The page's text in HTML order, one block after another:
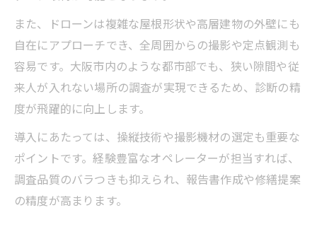
また、ドローンは複雑な屋根形状や高層建物の外壁にも
自在にアプローチでき、全周囲からの撮影や定点観測も
容易です。大阪市内のような都市部でも、狭い隙間や従
来人が入れない場所の調査が実現できるため、診断の精
度が飛躍的に向上します。
導入にあたっては、操縦技術や撮影機材の選定も重要な
ポイントです。経験豊富なオペレーターが担当すれば、
調査品質のバラつきも抑えられ、報告書作成や修繕提案
の精度が高まります。